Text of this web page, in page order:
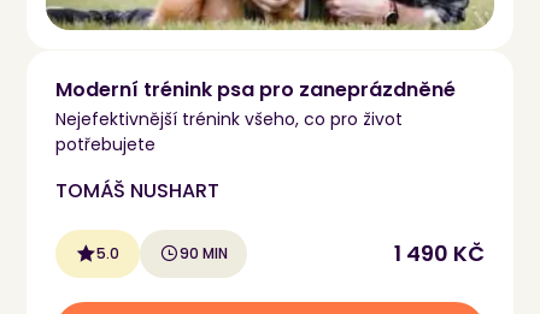
Moderní trénink psa pro zaneprázdněné
Nejefektivnější trénink všeho, co pro život
potřebujete
TOMÁŠ NUSHART
5.0 90 MIN 1 490 KČ